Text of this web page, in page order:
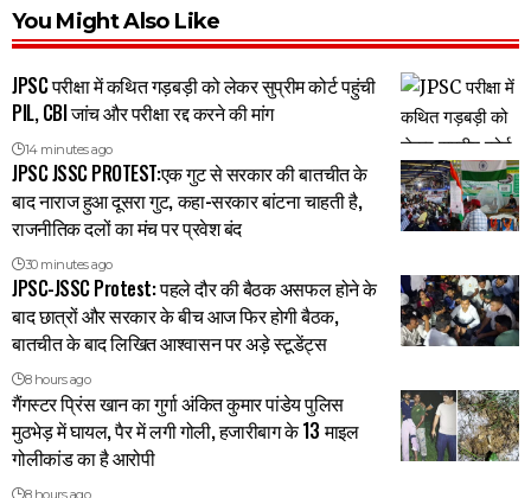
You Might Also Like
JPSC परीक्षा में कथित गड़बड़ी को लेकर सुप्रीम कोर्ट पहुंची
PIL, CBI जांच और परीक्षा रद्द करने की मांग
14 minutes ago
JPSC JSSC PROTEST:एक गुट से सरकार की बातचीत के
बाद नाराज हुआ दूसरा गुट, कहा-सरकार बांटना चाहती है,
राजनीतिक दलों का मंच पर प्रवेश बंद
30 minutes ago
JPSC-JSSC Protest: पहले दौर की बैठक असफल होने के
बाद छात्रों और सरकार के बीच आज फिर होगी बैठक,
बातचीत के बाद लिखित आश्वासन पर अड़े स्टूडेंट्स
8 hours ago
गैंगस्टर प्रिंस खान का गुर्गा अंकित कुमार पांडेय पुलिस
मुठभेड़ में घायल, पैर में लगी गोली, हजारीबाग के 13 माइल
गोलीकांड का है आरोपी
8 hours ago